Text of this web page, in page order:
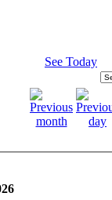
See Today